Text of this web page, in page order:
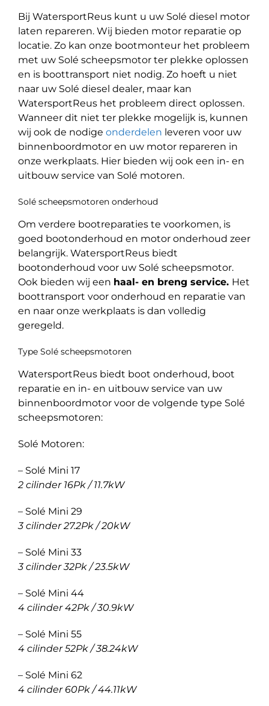
Bij WatersportReus kunt u uw Solé diesel motor
laten repareren. Wij bieden motor reparatie op
locatie. Zo kan onze bootmonteur het probleem
met uw Solé scheepsmotor ter plekke oplossen
en is boottransport niet nodig. Zo hoeft u niet
naar uw Solé diesel dealer, maar kan
WatersportReus het probleem direct oplossen.
Wanneer dit niet ter plekke mogelijk is, kunnen
wij ook de nodige onderdelen leveren voor uw
binnenboordmotor en uw motor repareren in
onze werkplaats. Hier bieden wij ook een in- en
uitbouw service van Solé motoren.
Solé scheepsmotoren onderhoud
Om verdere bootreparaties te voorkomen, is
goed bootonderhoud en motor onderhoud zeer
belangrijk. WatersportReus biedt
bootonderhoud voor uw Solé scheepsmotor.
Ook bieden wij een haal- en breng service. Het
boottransport voor onderhoud en reparatie van
en naar onze werkplaats is dan volledig
geregeld.
Type Solé scheepsmotoren
WatersportReus biedt boot onderhoud, boot
reparatie en in- en uitbouw service van uw
binnenboordmotor voor de volgende type Solé
scheepsmotoren:
Solé Motoren:
– Solé Mini 17
2 cilinder 16Pk / 11.7kW
– Solé Mini 29
3 cilinder 27.2Pk / 20kW
– Solé Mini 33
3 cilinder 32Pk / 23.5kW
– Solé Mini 44
4 cilinder 42Pk / 30.9kW
– Solé Mini 55
4 cilinder 52Pk / 38.24kW
– Solé Mini 62
4 cilinder 60Pk / 44.11kW